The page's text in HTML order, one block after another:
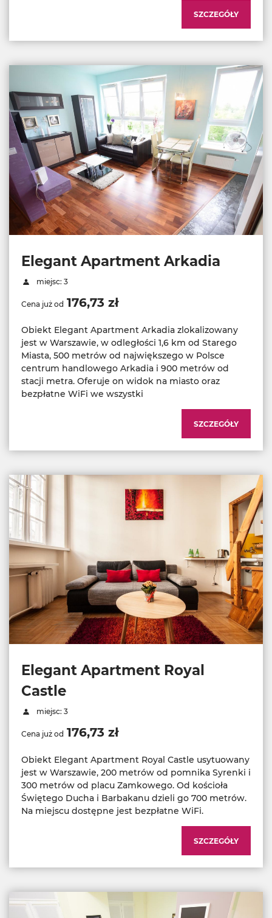
SZCZEGÓŁY
Elegant Apartment Arkadia
miejsc: 3
Cena już od 176,73 zł
Obiekt Elegant Apartment Arkadia zlokalizowany
jest w Warszawie, w odległości 1,6 km od Starego
Miasta, 500 metrów od największego w Polsce
centrum handlowego Arkadia i 900 metrów od
stacji metra. Oferuje on widok na miasto oraz
bezpłatne WiFi we wszystki
SZCZEGÓŁY
Elegant Apartment Royal
Castle
miejsc: 3
Cena już od 176,73 zł
Obiekt Elegant Apartment Royal Castle usytuowany
jest w Warszawie, 200 metrów od pomnika Syrenki i
300 metrów od placu Zamkowego. Od kościoła
Świętego Ducha i Barbakanu dzieli go 700 metrów.
Na miejscu dostępne jest bezpłatne WiFi.
SZCZEGÓŁY